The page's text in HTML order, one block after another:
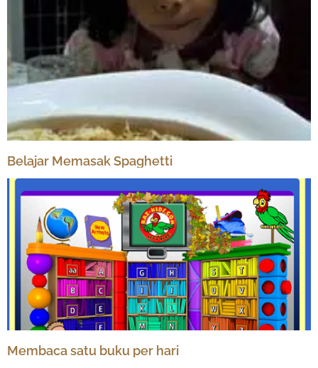
Belajar Memasak Spaghetti
Membaca satu buku per hari